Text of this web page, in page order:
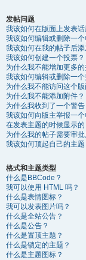
发帖问题
我该如何在版面上发表话
我该如何编辑或删除一个
我该如何在我的帖子后添
我该如何创建一个投票？
为什么我不能增加更多的
我该如何编辑或删除一个
为什么我不能访问这个版
为什么我不能添加附件？
为什么我收到了一个警告
我该如何向版主举报一个
在发表主题的时候显示的
为什么我的帖子需要审批
我该如何顶起自己的主题
格式和主题类型
什么是BBCode？
我可以使用 HTML 吗？
什么是表情图标？
我可以发表图片吗？
什么是全站公告？
什么是公告？
什么是置顶主题？
什么是锁定的主题？
什么是主题图标？